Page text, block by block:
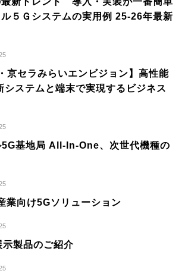
５Ｇシステムの実用例 25-26年最新
京セラみらいエンビジョン】高性能
システムと端末で実現するビジネス
5G基地局 All-In-One、次世代機種の
業向け5Gソリューション
製品のご紹介